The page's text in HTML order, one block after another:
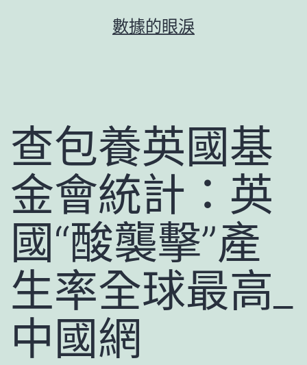
容
數據的眼淚
查包養英國基
金會統計：英
國“酸襲擊”產
生率全球最高_
中國網